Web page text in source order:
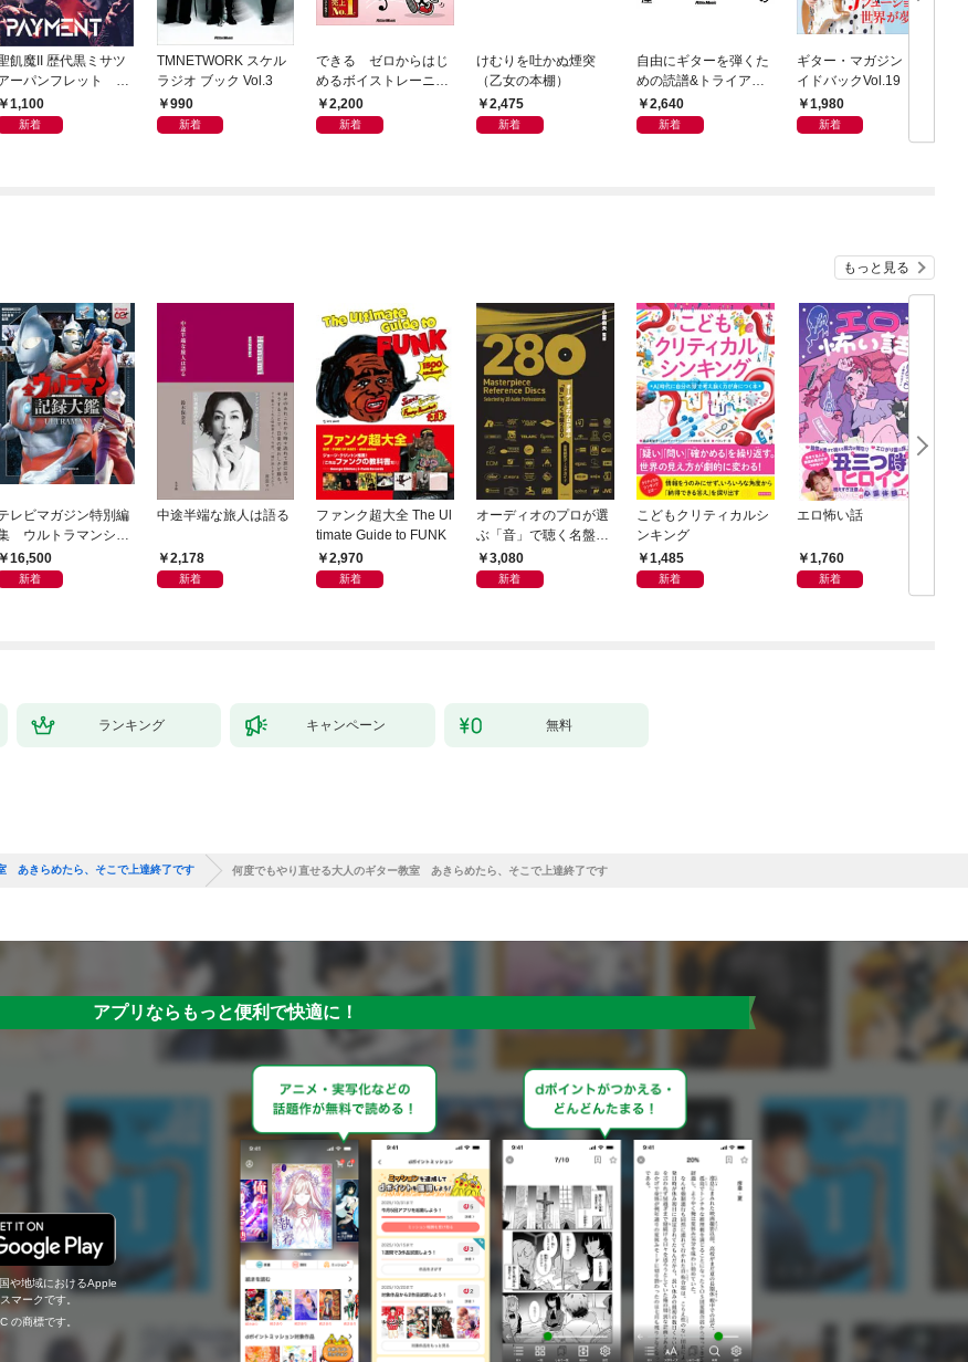
飢魔II 歴代黒ミサツ
ーパンフレット VI
DEO BLACK MASS &
TALK TOUR「特
1,100
新着
TMNETWORK スケル
ラジオ ブック Vol.3
990
新着
できる ゼロからはじ
めるボイストレーニン
グ超入門
2,200
新着
けむりを吐かぬ煙突
（乙女の本棚）
2,475
新着
自由にギターを弾くた
めの読譜&トライアド
基礎講座
2,640
新着
ギター・マガジン・レ
イドバックVol.19
1,980
新着
もっと見る
レビマガジン特別編
ウルトラマンシリ
ーズ６０周年記念 全
ルトラマン記録大鑑
16,500
新着
中途半端な旅人は語る
2,178
新着
ファンク超大全 The Ul
timate Guide to FUNK
2,970
新着
オーディオのプロが選
ぶ「音」で聴く名盤28
0——音質探究ディス
クガイド
3,080
新着
こどもクリティカルシ
ンキング
1,485
新着
エロ怖い話
1,760
新着
ランキング キャンペーン 無料
あきらめたら、そこで上達終了です 何度でもやり直せる大人のギター教室 あきらめたら、そこで上達終了です
アプリならもっと便利で快適に！
や地域におけるApple
マークです。
の商標です。